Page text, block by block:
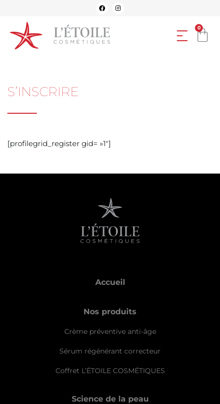
0
S’INSCRIRE
[profilegrid_register gid= »1″]
Accueil
Nos produits
Crème préventive anti-âge
Sérum régénérant correcteur
Coffret L’ÉTOILE COSMÉTIQUES
Science de la peau